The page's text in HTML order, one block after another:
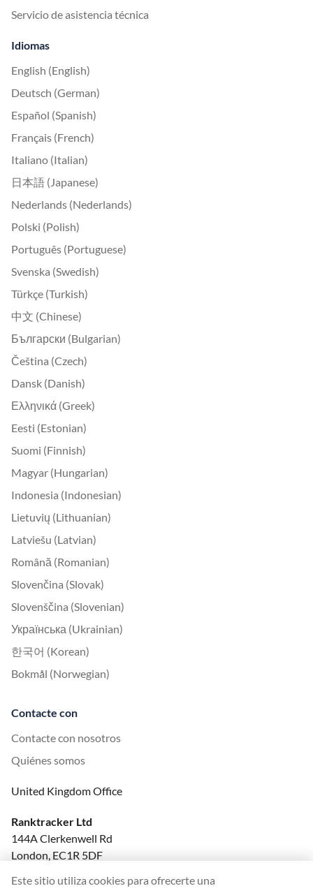
Servicio de asistencia técnica
Idiomas
English (English)
Deutsch (German)
Español (Spanish)
Français (French)
Italiano (Italian)
日本語 (Japanese)
Nederlands (Nederlands)
Polski (Polish)
Português (Portuguese)
Svenska (Swedish)
Türkçe (Turkish)
中文 (Chinese)
Български (Bulgarian)
Čeština (Czech)
Dansk (Danish)
Ελληνικά (Greek)
Eesti (Estonian)
Suomi (Finnish)
Magyar (Hungarian)
Indonesia (Indonesian)
Lietuvių (Lithuanian)
Latviešu (Latvian)
Română (Romanian)
Slovenčina (Slovak)
Slovenščina (Slovenian)
Українська (Ukrainian)
한국어 (Korean)
Bokmål (Norwegian)
Contacte con
Contacte con nosotros
Quiénes somos
United Kingdom Office
Ranktracker Ltd
144A Clerkenwell Rd
London, EC1R 5DF
felix@ranktracker.com
Este sitio utiliza cookies para ofrecerte una